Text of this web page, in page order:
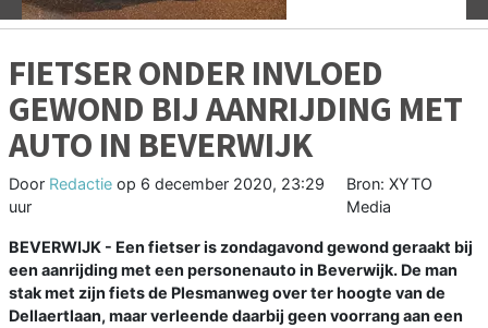
FIETSER ONDER INVLOED
GEWOND BIJ AANRIJDING MET
AUTO IN BEVERWIJK
Door Redactie op 6 december 2020, 23:29
uur
Bron: XYTO
Media
BEVERWIJK - Een fietser is zondagavond gewond geraakt bij
een aanrijding met een personenauto in Beverwijk. De man
stak met zijn fiets de Plesmanweg over ter hoogte van de
Dellaertlaan, maar verleende daarbij geen voorrang aan een